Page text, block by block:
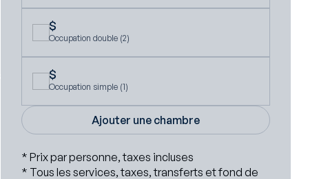
$
Occupation double (2)
$
Occupation simple (1)
* Prix par personne, taxes incluses
* Tous les services, taxes, transferts et fond de